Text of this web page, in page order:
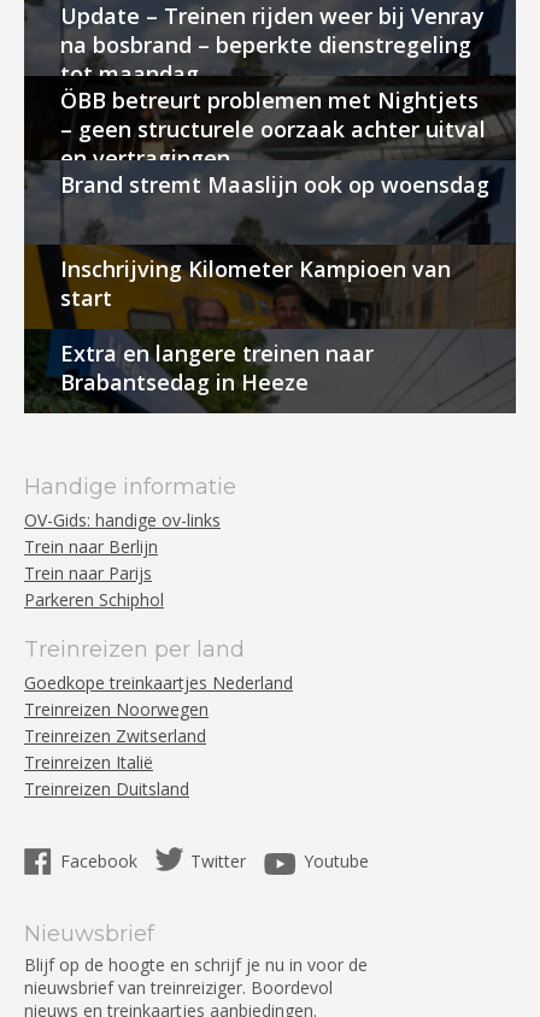
Update – Treinen rijden weer bij Venray
na bosbrand – beperkte dienstregeling
tot maandag
ÖBB betreurt problemen met Nightjets
– geen structurele oorzaak achter uitval
en vertragingen
Brand stremt Maaslijn ook op woensdag
Inschrijving Kilometer Kampioen van
start
Extra en langere treinen naar
Brabantsedag in Heeze
Handige informatie
OV-Gids: handige ov-links
Trein naar Berlijn
Trein naar Parijs
Parkeren Schiphol
Treinreizen per land
Goedkope treinkaartjes Nederland
Treinreizen Noorwegen
Treinreizen Zwitserland
Treinreizen Italië
Treinreizen Duitsland
Facebook Twitter Youtube
Nieuwsbrief
Blijf op de hoogte en schrijf je nu in voor de
nieuwsbrief van treinreiziger. Boordevol
nieuws en treinkaartjes aanbiedingen.